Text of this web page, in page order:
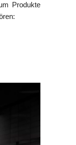
Produkte